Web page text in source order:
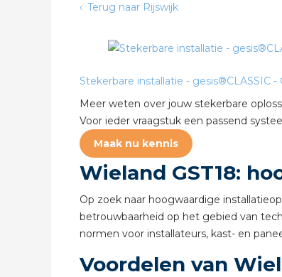
Terug naar Rijswijk
Stekerbare installatie - gesis®CLASSIC -
Meer weten over jouw stekerbare
Voor ieder vraagstuk een passend
Maak nu kennis
Wieland GST18:
Op zoek naar hoogwaardige
betrouwbaarheid op het gebied van
normen voor installateurs, kast- en
Voordelen van